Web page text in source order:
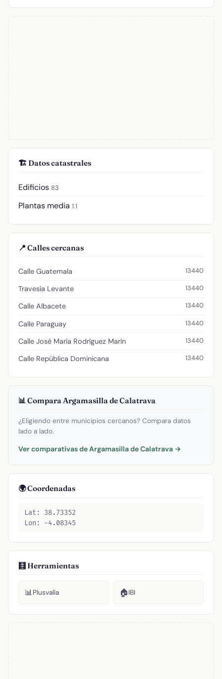
🏗️ Datos catastrales
Edificios 83
Plantas media 1.1
📍 Calles cercanas
Calle Guatemala 13440
Travesía Levante 13440
Calle Albacete 13440
Calle Paraguay 13440
Calle José María Rodríguez Marín 13440
Calle República Dominicana 13440
📊 Compara Argamasilla de Calatrava
¿Eligiendo entre municipios cercanos? Compara datos
lado a lado.
Ver comparativas de Argamasilla de Calatrava →
🌍 Coordenadas
Lat: 38.73352
Lon: -4.08345
🧮 Herramientas
📊Plusvalía 🏠IBI